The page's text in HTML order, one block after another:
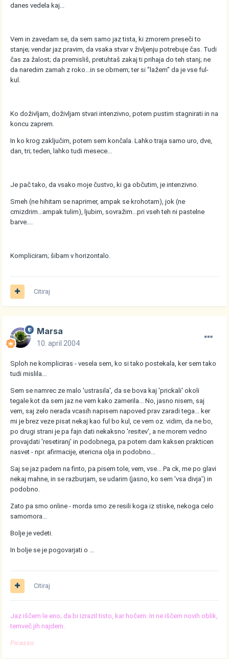
danes vedela kaj...
Vem in zavedam se, da sem samo jaz tista, ki zmorem preseči to
stanje; vendar jaz pravim, da vsaka stvar v življenju potrebuje čas. Tudi
čas za žalost; da premisliš, pretuhtaš zakaj ti prihaja do teh stanj; ne
da naredim zamah z roko...in se obrnem; ter si "lažem" da je vse ful-
kul.
Ko doživljam, doživljam stvari intenzivno, potem pustim stagnirati in na
koncu zaprem.
In ko krog zaključim, potem sem končala. Lahko traja samo uro, dve,
dan, tri; teden, lahko tudi mesece...
Je pač tako, da vsako moje čustvo, ki ga občutim, je intenzivno.
Smeh (ne hihitam se naprimer, ampak se krohotam), jok (ne
cmizdrim...ampak tulim), ljubim, sovražim...pri vseh teh ni pastelne
barve....
Kompliciram; šibam v horizontalo.
Citiraj
Marsa
10. april 2004
Sploh ne kompliciras - vesela sem, ko si tako postekala, ker sem tako
tudi mislila...
Sem se namrec ze malo 'ustrasila', da se bova kaj 'prickali' okoli
tegale kot da sem jaz ne vem kako zamerila... No, jasno nisem, saj
vem, saj zelo nerada vcasih napisem napoved prav zaradi tega... ker
mi je brez veze pisat nekaj kao ful bo kul, ce vem oz. vidim, da ne bo,
po drugi strani je pa fajn dati nekaksno 'resitev', a ne morem vedno
provajdati 'resetiranj' in podobnega, pa potem dam kaksen prakticen
nasvet - npr. afirmacije, etericna olja in podobno...
Saj se jaz padem na finto, pa pisem tole, vem, vse... Pa ck, me po glavi
nekaj mahne, in se razburjam, se udarim (jasno, ko sem 'vsa divja') in
podobno.
Zato pa smo online - morda smo ze resili koga iz stiske, nekoga celo
samomora...
Bolje je vedeti.
In bolje se je pogovarjati o ...
Citiraj
Jaz iščem le eno; da bi izrazil tisto, kar hočem. In ne iščem novih oblik,
temveč jih najdem.
Picasso